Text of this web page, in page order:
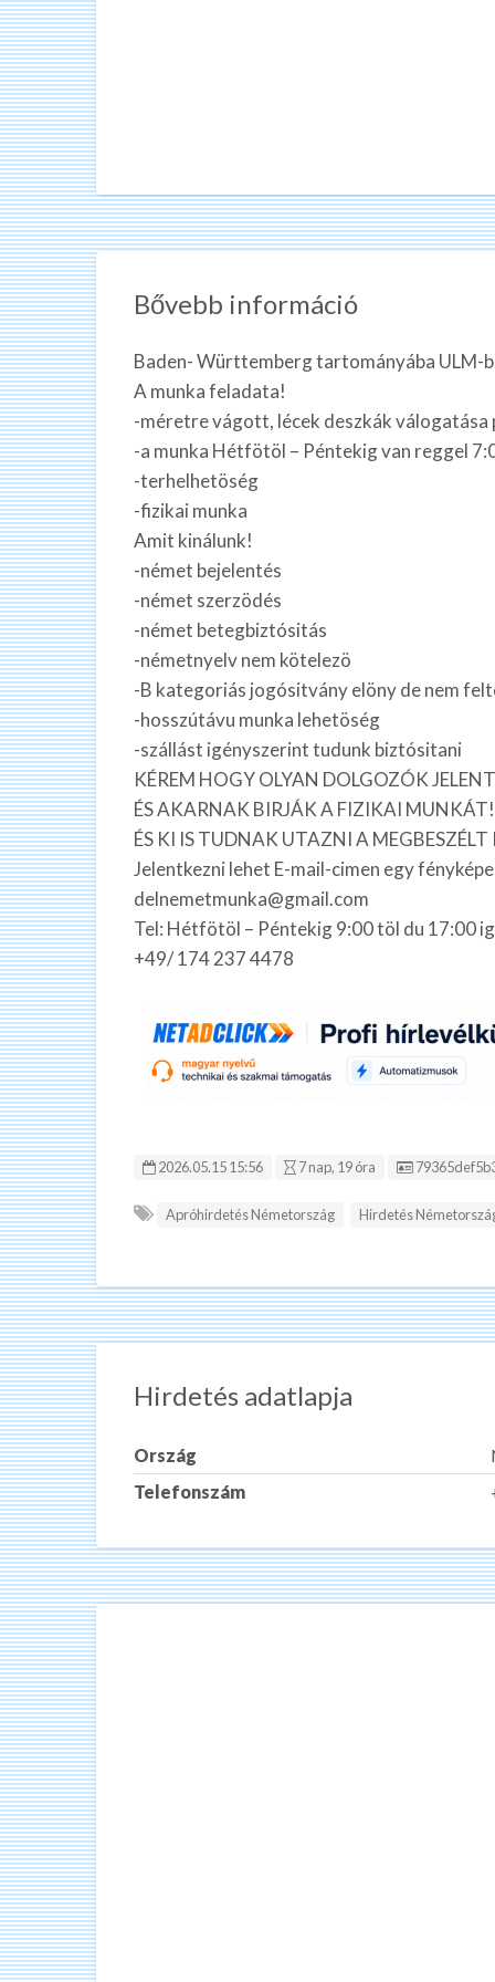
Bővebb információ
Baden- Württemberg tartományába ULM-
A munka feladata!
-méretre vágott, lécek deszkák válogatása
-a munka Hétfötöl – Péntekig van reggel
-terhelhetöség
-fizikai munka
Amit kinálunk!
-német bejelentés
-német szerzödés
-német betegbiztósitás
-németnyelv nem kötelezö
-B kategoriás jogósitvány elöny de nem
-hosszútávu munka lehetöség
-szállást igényszerint tudunk biztósitani
KÉREM HOGY OLYAN DOLGOZÓK
ÉS AKARNAK BIRJÁK A FIZIKAI MUNKÁT!
ÉS KI IS TUDNAK UTAZNI A
Jelentkezni lehet E-mail-cimen egy
delnemetmunka@gmail.com
Tel: Hétfötöl – Péntekig 9:00 töl du 17:00 ig
+49/ 174 237 4478
2026.05.15 15:56 7 nap, 19 óra Hirdetés ID:
Apróhirdetés Németország Hirdetés
Hirdetés adatlapja
Ország
Telefonszám